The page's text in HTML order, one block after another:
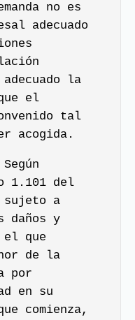
no es
adecuado
la
el
tal
acogida.
Según
1.101 del
sujeto a
daños y
el que
de la
por
en su
comienza,